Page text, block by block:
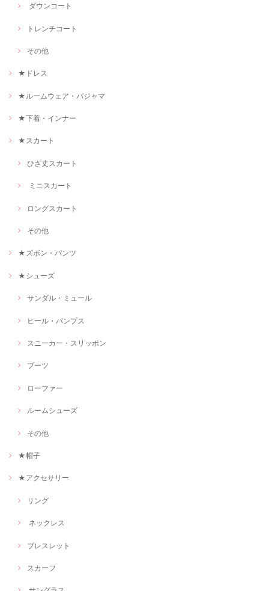
ダウンコート
トレンチコート
その他
★ドレス
★ルームウェア・パジャマ
★下着・インナー
★スカート
ひざ丈スカート
ミニスカート
ロングスカート
その他
★ズボン・パンツ
★シューズ
サンダル・ミュール
ヒール・パンプス
スニーカー・スリッポン
ブーツ
ローファー
ルームシューズ
その他
★帽子
★アクセサリー
リング
ネックレス
ブレスレット
スカーフ